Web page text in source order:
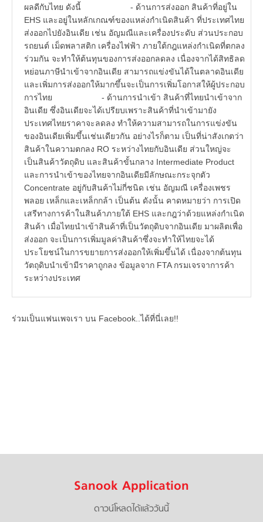
ผลดีกับไทย ดังนี้ - ด้านการส่งออก สินค้าที่อยู่ใน
EHS และอยู่ในหลักเกณฑ์ของแหล่งกำเนิดสินค้า ที่ประเทศไทย
ส่งออกไปยังอินเดีย เช่น อัญมณีและเครื่องประดับ ส่วนประกอบ
รถยนต์ เม็ดพลาสติก เครื่องไฟฟ้า ภายใต้กฎแหล่งกำเนิดที่ตกลง
ร่วมกัน จะทำให้ต้นทุนของการส่งออกลดลง เนื่องจากได้สิทธิลด
หย่อนภาษีนำเข้าจากอินเดีย สามารถแข่งขันได้ในตลาดอินเดีย
และเพิ่มการส่งออกให้มากขึ้นจะเป็นการเพิ่มโอกาสให้ผู้ประกอบ
การไทย - ด้านการนำเข้า สินค้าที่ไทยนำเข้าจาก
อินเดีย ซึ่งอินเดียจะได้เปรียบเพราะสินค้าที่นำเข้ามายัง
ประเทศไทยราคาจะลดลง ทำให้ความสามารถในการแข่งขัน
ของอินเดียเพิ่มขึ้นเช่นเดียวกัน อย่างไรก็ตาม เป็นที่น่าสังเกตว่า
สินค้าในความตกลง RO ระหว่างไทยกับอินเดีย ส่วนใหญ่จะ
เป็นสินค้าวัตถุดิบ และสินค้าขั้นกลาง Intermediate Product
และการนำเข้าของไทยจากอินเดียมีลักษณะกระจุกตัว
Concentrate อยู่กับสินค้าไม่กี่ชนิด เช่น อัญมณี เครื่องเพชร
พลอย เหล็กและเหล็กกล้า เป็นต้น ดังนั้น คาดหมายว่า การเปิด
เสรีทางการค้าในสินค้าภายใต้ EHS และกฎว่าด้วยแหล่งกำเนิด
สินค้า เมื่อไทยนำเข้าสินค้าที่เป็นวัตถุดิบจากอินเดีย มาผลิตเพื่อ
ส่งออก จะเป็นการเพิ่มมูลค่าสินค้าซึ่งจะทำให้ไทยจะได้
ประโยชน์ในการขยายการส่งออกให้เพิ่มขึ้นได้ เนื่องจากต้นทุน
วัตถุดิบนำเข้ามีราคาถูกลง ข้อมูลจาก FTA กรมเจรจาการค้า
ระหว่างประเทศ
ร่วมเป็นแฟนเพจเรา บน Facebook..ได้ที่นี่เลย!!
Sanook Application
ดาวน์โหลดได้แล้ววันนี้